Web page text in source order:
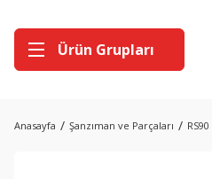
Ürün Grupları
Anasayfa Şanzıman ve Parçaları RS90